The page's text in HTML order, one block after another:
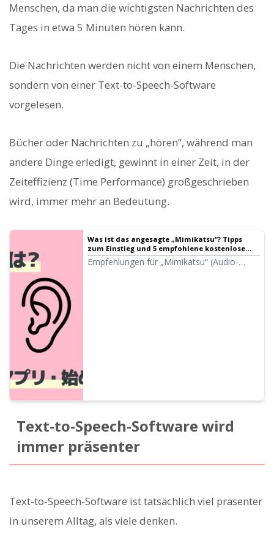
Menschen, da man die wichtigsten Nachrichten des
Tages in etwa 5 Minuten hören kann.
Die Nachrichten werden nicht von einem Menschen,
sondern von einer Text-to-Speech-Software
vorgelesen.
Bücher oder Nachrichten zu „hören“, während man
andere Dinge erledigt, gewinnt in einer Zeit, in der
Zeiteffizienz (Time Performance) großgeschrieben
wird, immer mehr an Bedeutung.
Was ist das angesagte „Mimikatsu“? Tipps
zum Einstieg und 5 empfohlene kostenlose
Apps
Empfehlungen für „Mimikatsu“ (Audio-
Text-to-Speech-Software wird
immer präsenter
Text-to-Speech-Software ist tatsächlich viel präsenter
in unserem Alltag, als viele denken.